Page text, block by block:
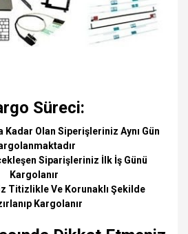
Süreci:
Kadar Olan Siperişleriniz Aynı Gün
Siparişleriniz İlk İş Günü
Kargolanır
Titizlikle Ve Korunaklı Şekilde
Kargolanır